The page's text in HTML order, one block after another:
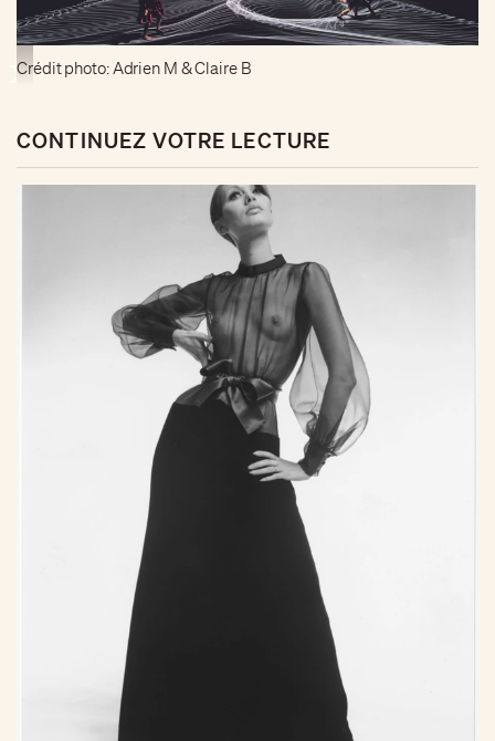
Crédit photo: Adrien M & Claire B
CONTINUEZ VOTRE LECTURE